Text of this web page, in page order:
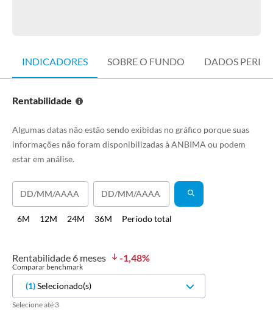
INDICADORES SOBRE O FUNDO DADOS
Rentabilidade
Algumas datas não estão sendo exibidas no gráfico porque suas
informações não foram disponibilizadas à ANBIMA ou podem
estar em análise.
6M 12M 24M 36M Período total
Rentabilidade 6 meses -1,48%
Comparar benchmark
(1)Selecionado(s)
Selecione até 3